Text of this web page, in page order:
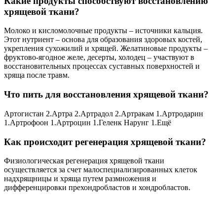
хрящевой ткани?
Молоко и кисломолочные продукты – источники кальция.
Этот нутриент – основа для образования здоровых костей,
укрепления сухожилий и хрящей. Желатиновые продукты –
фруктово-ягодное желе, десерты, холодец – участвуют в
восстановительных процессах суставных поверхностей и
хряща после травм.
Что пить для восстановления хрящевой ткани?
Артогистан 2.Артра 2.Артрадол 2.Артракам 1.Артродарин
1.Артрофоон 1.Артроцин 1.Геленк Нарунг 1.Ещё
Как происходит регенерация хрящевой ткани?
Физиологическая регенерация хрящевой ткани
осуществляется за счет малоспециализированных клеток
надхрящницы и хряща путем размножения и
дифференцировки прехондробластов и хондробластов.